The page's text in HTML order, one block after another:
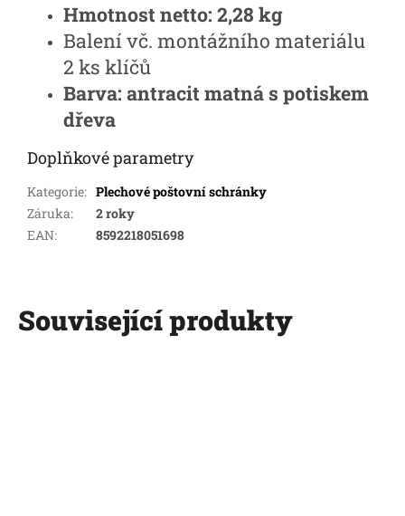
Hmotnost netto: 2,28 kg
Balení vč. montážního materiálu
2 ks klíčů
Barva: antracit matná s potiskem
dřeva
Doplňkové parametry
Kategorie: Plechové poštovní schránky
Záruka:
2 roky
EAN: 8592218051698
Související produkty